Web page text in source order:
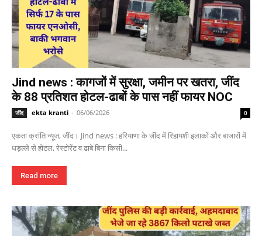
Jind news : कागजों में सुरक्षा, जमीन पर खतरा, जींद
के 88 प्रतिशत होटल-ढाबों के पास नहीं फायर NOC
जींद ekta kranti - 06/06/2026 0
एकता क्रांति न्यूज, जींद। Jind news : हरियाणा के जींद में रिहायशी इलाकों और बाजारों में
धड़ल्ले से होटल, रेस्टोरेंट व ढाबे बिना किसी...
Read more